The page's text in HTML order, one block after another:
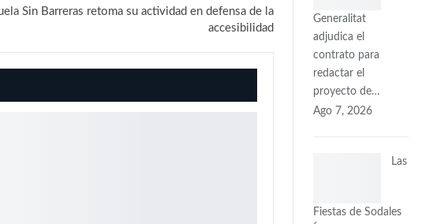
Sin Barreras retoma su actividad en defensa de la
accesibilidad
Generalitat
adjudica el
contrato para
redactar el
proyecto de…
Ago 7, 2026
Las
Fiestas de Sodales